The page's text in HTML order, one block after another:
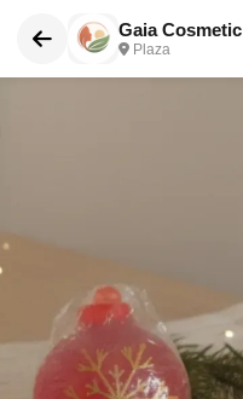
Gaia Cosmetic
Plaza